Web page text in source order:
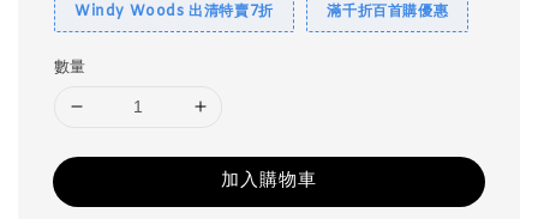
Windy Woods 出清特賣7折 滿千折百首購優惠
數量
加入購物車